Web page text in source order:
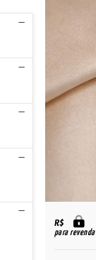
R$
para revenda